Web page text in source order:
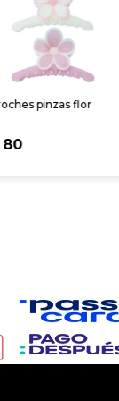
pinzas flor
80